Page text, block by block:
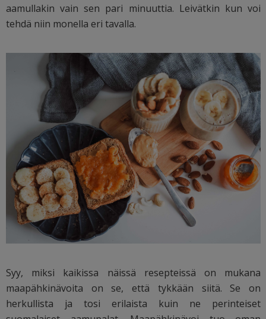
aamullakin vain sen pari minuuttia. Leivätkin kun voi
tehdä niin monella eri tavalla.
Syy, miksi kaikissa näissä resepteissä on mukana
maapähkinävoita on se, että tykkään siitä. Se on
herkullista ja tosi erilaista kuin ne perinteiset